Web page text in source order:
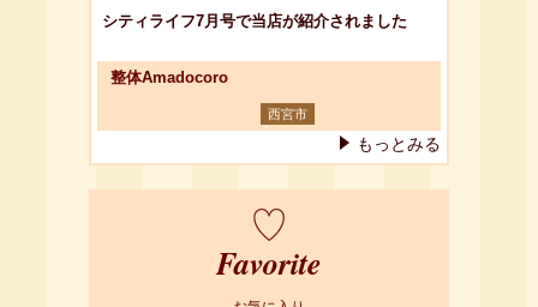
シティライフ7月号で当店が紹介されました
整体Amadocoro
西宮市
もっとみる
Favorite